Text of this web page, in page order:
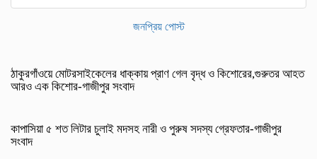
জনপ্রিয় পোস্ট
ঠাকুরগাঁওয়ে মোটরসাইকেলের ধাক্কায় প্রাণ গেল বৃদ্ধ ও কিশোরের,গুরুতর আহত
আরও এক কিশোর-গাজীপুর সংবাদ
কাপাসিয়া ৫ শত লিটার চুলাই মদসহ নারী ও পুরুষ সদস্য গ্রেফতার-গাজীপুর
সংবাদ